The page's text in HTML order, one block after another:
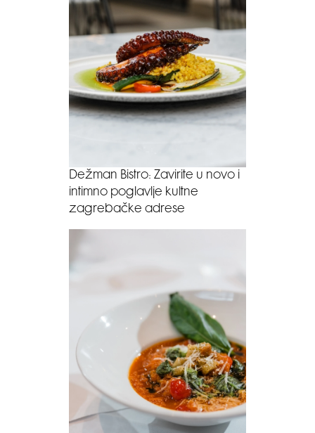
Dežman Bistro: Zavirite u novo i
intimno poglavlje kultne
zagrebačke adrese